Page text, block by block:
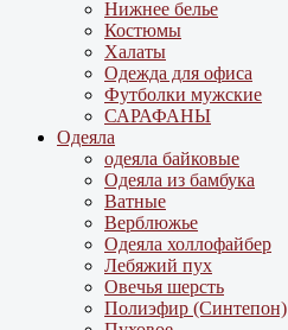
Нижнее белье
Костюмы
Халаты
Одежда для офиса
Футболки мужские
САРАФАНЫ
Одеяла
одеяла байковые
Одеяла из бамбука
Ватные
Верблюжье
Одеяла холлофайбер
Лебяжий пух
Овечья шерсть
Полиэфир (Синтепон)